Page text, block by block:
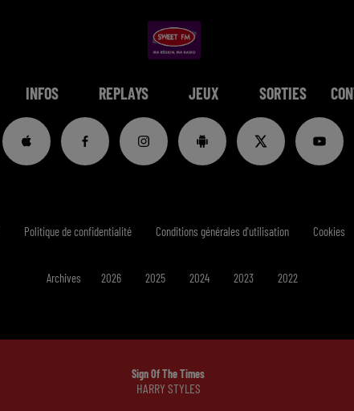
INFOS REPLAYS JEUX SORTIES
Sign Of The Times
HARRY STYLES
Politique de confidentialité Conditions générales d'utilisation Cookies
Archives 2026 2025 2024 2023 2022